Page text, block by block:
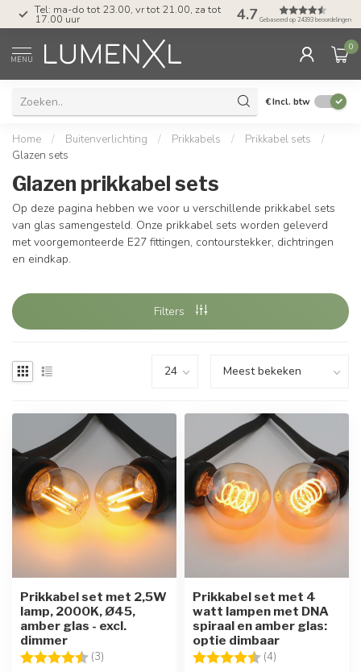
Tel: ma-do tot 23.00, vr tot 21.00, za tot
17.00 uur 4.7 Gebaseerd op 24393 beoordelingen
MENU
0
€Incl. btw
Home / Buitenverlichting / Prikkabels / Prikkabel sets
/
Glazen sets
Glazen prikkabel sets
Op deze pagina hebben we voor u verschillende prikkabel sets
van glas samengesteld. Onze prikkabel sets worden geleverd
met voorgemonteerde E27 fittingen, contourstekker, dichtringen
en eindkap.
Filters
Prikkabel set met 2,5W
lamp, 2000K, Ø45,
amber glas - excl.
dimmer
Beoordeling: (3)
Prikkabel set met 4
watt lampen met DNA
spiraal en amber glas:
optie dimbaar
Beoordeling: (4)